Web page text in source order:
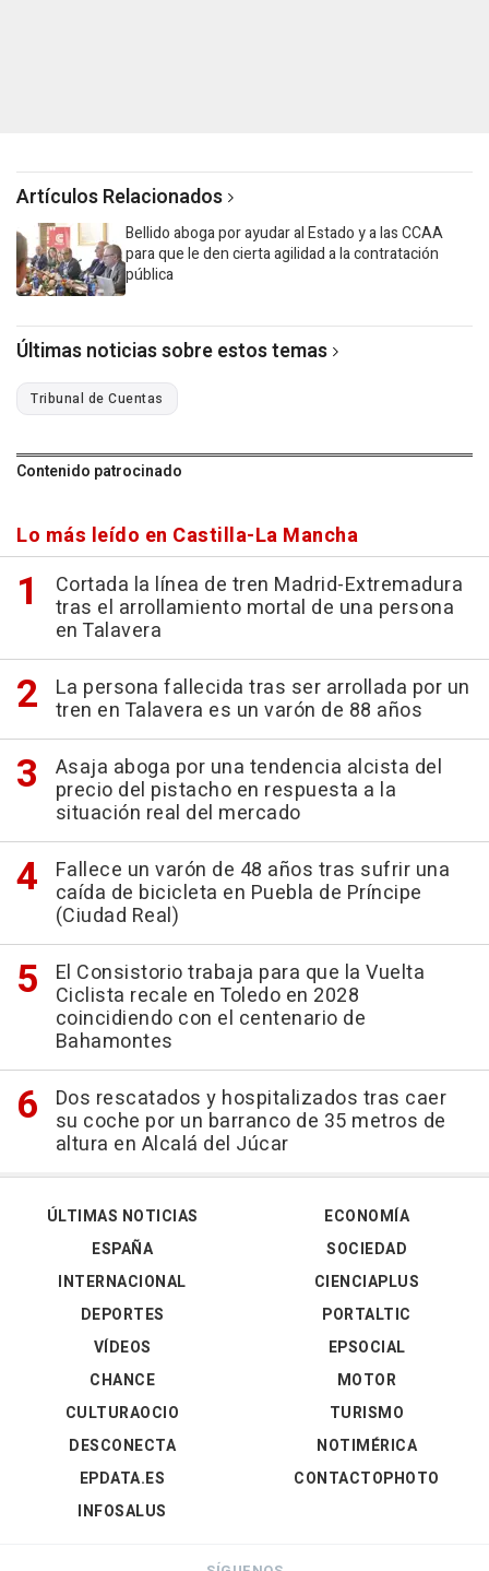
Artículos Relacionados
Bellido aboga por ayudar al Estado y a las CCAA
para que le den cierta agilidad a la contratación
pública
Últimas noticias sobre estos temas
Tribunal de Cuentas
Contenido patrocinado
Lo más leído en Castilla-La Mancha
Cortada la línea de tren Madrid-Extremadura
tras el arrollamiento mortal de una persona
en Talavera
La persona fallecida tras ser arrollada por un
tren en Talavera es un varón de 88 años
Asaja aboga por una tendencia alcista del
precio del pistacho en respuesta a la
situación real del mercado
Fallece un varón de 48 años tras sufrir una
caída de bicicleta en Puebla de Príncipe
(Ciudad Real)
El Consistorio trabaja para que la Vuelta
Ciclista recale en Toledo en 2028
coincidiendo con el centenario de
Bahamontes
Dos rescatados y hospitalizados tras caer
su coche por un barranco de 35 metros de
altura en Alcalá del Júcar
ÚLTIMAS NOTICIAS
ESPAÑA
INTERNACIONAL
DEPORTES
VÍDEOS
ECONOMÍA
SOCIEDAD
CIENCIAPLUS
PORTALTIC
EPSOCIAL
CHANCE
CULTURAOCIO
DESCONECTA
EPDATA.ES
INFOSALUS
MOTOR
TURISMO
NOTIMÉRICA
CONTACTOPHOTO